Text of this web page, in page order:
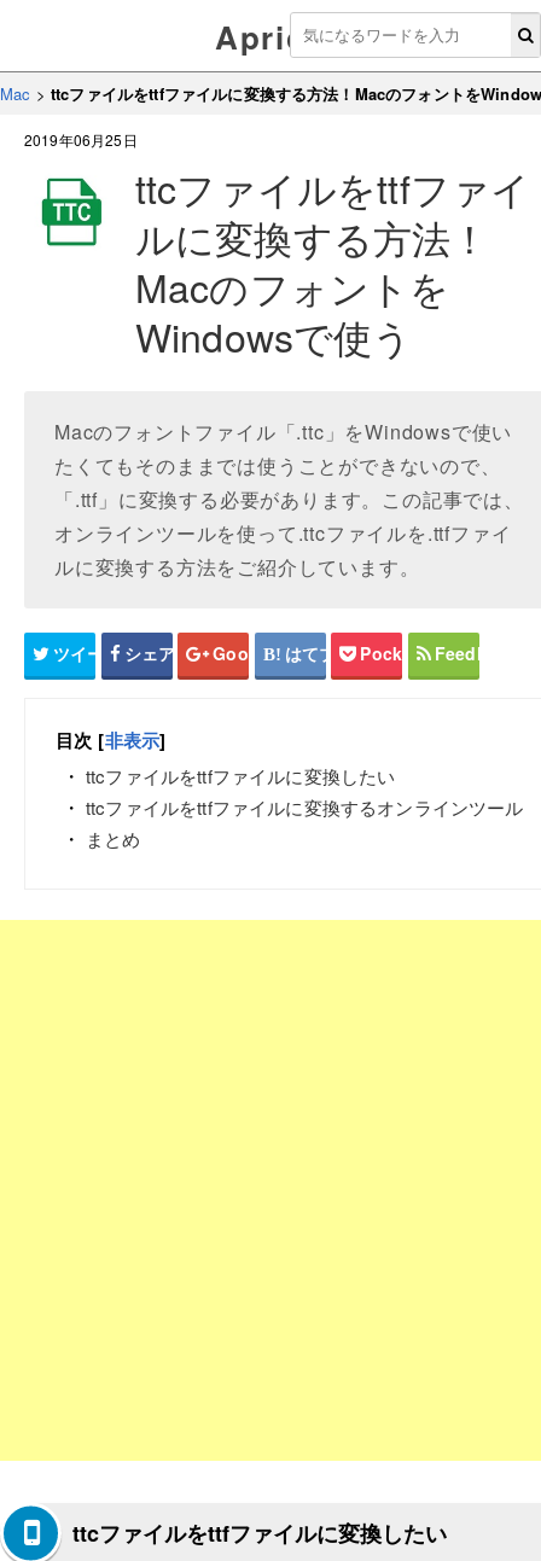
Aprico
Mac > ttcファイルをttfファイルに変換する方法！Macのフォントを
2019年06月25日
ttcファイルをttfファイ
ルに変換する方法！
Macのフォントを
Windowsで使う
Macのフォントファイル「.ttc」をWindowsで使い
たくてもそのままでは使うことができないので、
「.ttf」に変換する必要があります。この記事では、
オンラインツールを使って.ttcファイルを.ttfファイ
ルに変換する方法をご紹介しています。
ツイート シェア Google+ はてブ Pocket Feedly
目次 [非表示]
ttcファイルをttfファイルに変換したい
ttcファイルをttfファイルに変換するオンラインツール
まとめ
ttcファイルをttfファイルに変換したい